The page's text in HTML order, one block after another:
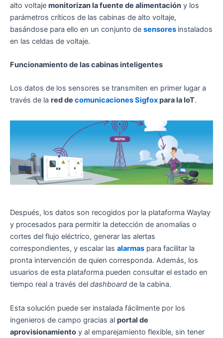
alto voltaje monitorizan la fuente de alimentación y los
parámetros críticos de las cabinas de alto voltaje,
basándose para ello en un conjunto de sensores instalados
en las celdas de voltaje.
Funcionamiento de las cabinas inteligentes
Los datos de los sensores se transmiten en primer lugar a
través de la red de comunicacionesSigfoxpara la IoT.
Después, los datos son recogidos por la plataforma Waylay
y procesados para permitir la detección de anomalías o
cortes del flujo eléctrico, generar las alertas
correspondientes, y escalar las alarmas para facilitar la
pronta intervención de quien corresponda. Además, los
usuarios de esta plataforma pueden consultar el estado en
tiempo real a través del dashboard de la cabina.
Esta solución puede ser instalada fácilmente por los
ingenieros de campo gracias al portal de
aprovisionamiento y al emparejamiento flexible, sin tener